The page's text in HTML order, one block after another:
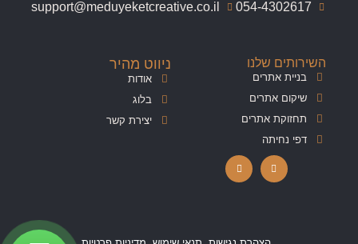
054-4302617
support@meduyeketcreative.co.il
השירותים שלנו
בניית אתרים
שיקום אתרים
תחזוקת אתרים
דפי נחיתה
ניווט מהיר
אודות
בלוג
יצירת קשר